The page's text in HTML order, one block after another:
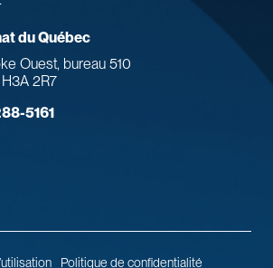
du Québec
Ouest, bureau 510
2R7
5161
Politique de confidentialité